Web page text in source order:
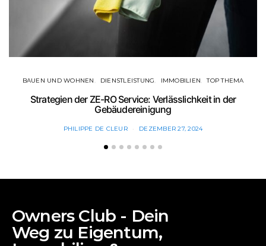
BAUEN UND WOHNEN DIENSTLEISTUNG IMMOBILIEN TOP THEMA
Strategien der ZE-RO Service: Verlässlichkeit in der
Gebäudereinigung
PHILIPPE DE CLEUR DEZEMBER 27, 2024
Owners Club - Dein
Weg zu Eigentum,